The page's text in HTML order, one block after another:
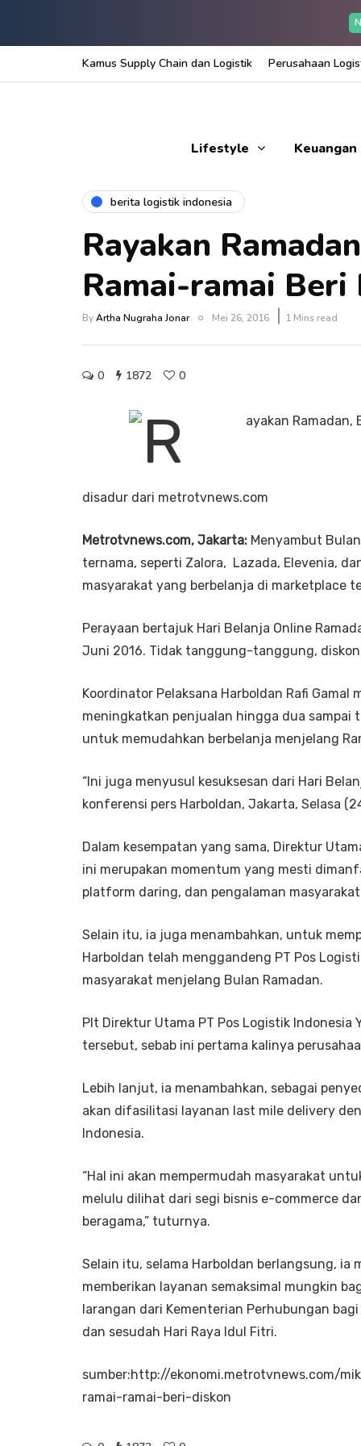
Kamus Supply Chain dan Logistik Perusahaan
Lifestyle Keuangan
berita logistik indonesia
Rayakan
Ramai-ramai Beri
ByArtha Nugraha Jonar Mei 26, 2016 1 Mins read
0 1872 0
disadur dari metrotvnews.com
Metrotvnews.com, Jakarta: Menyambut
ternama, seperti Zalora, Lazada, Elevenia,
masyarakat yang berbelanja di marketplace
Perayaan bertajuk Hari Belanja Online
Juni 2016. Tidak tanggung-tanggung,
Koordinator Pelaksana Harboldan Rafi
meningkatkan penjualan hingga dua sampai
untuk memudahkan berbelanja menjelang
“Ini juga menyusul kesuksesan dari Hari
konferensi pers Harboldan, Jakarta, Selasa
Dalam kesempatan yang sama, Direktur
ini merupakan momentum yang mesti
platform daring, dan pengalaman
Selain itu, ia juga menambahkan, untuk
Harboldan telah menggandeng PT Pos
masyarakat menjelang Bulan Ramadan.
Plt Direktur Utama PT Pos Logistik Indonesia
tersebut, sebab ini pertama kalinya
Lebih lanjut, ia menambahkan, sebagai
akan difasilitasi layanan last mile delivery
Indonesia.
“Hal ini akan mempermudah masyarakat
melulu dilihat dari segi bisnis e-commerce
beragama,” tuturnya.
Selain itu, selama Harboldan berlangsung,
memberikan layanan semaksimal mungkin
larangan dari Kementerian Perhubungan
dan sesudah Hari Raya Idul Fitri.
sumber:http://ekonomi.metrotvnews.com/
ramai-ramai-beri-diskon